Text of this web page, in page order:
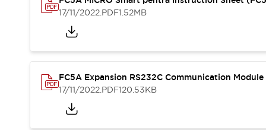
Sicherheitslösungen
IDEC-Sicherheitskonzept
Sicherheitsrelevante Gesetze und Normen
Sicherheitsausrüstung-Kurs
Entdecken Sie alles
Entdecken Sie alles
17/11/2022.PDF1.52MB
FC5A Expansion RS232C Communication
17/11/2022.PDF120.53KB